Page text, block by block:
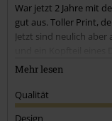
War jetzt 2 Jahre mit
gut aus. Toller Print,
Jetzt sind neulich aber
sich gelöst. Ok, kein
Beim Nachkauf sind
Reissverschluss 3
Mehr lesen
Qualität
Design